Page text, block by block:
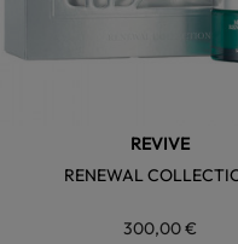
REVIVE
RENEWAL
300,00 €